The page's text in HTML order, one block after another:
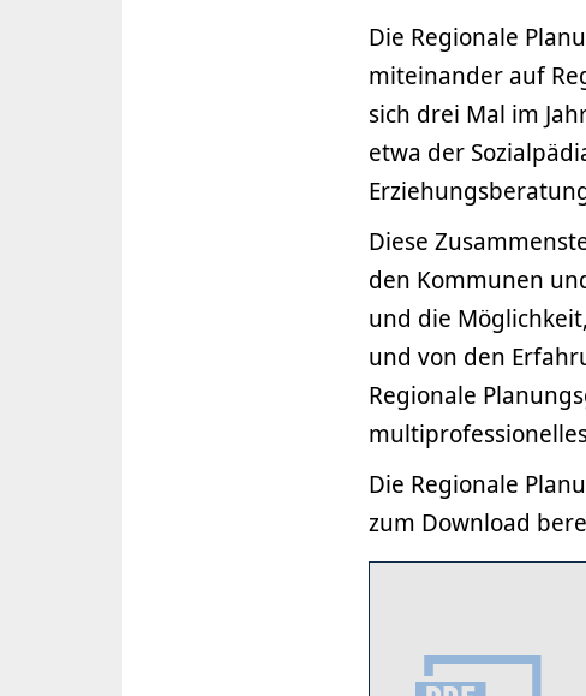
Die Regionale
miteinander auf
sich drei Mal im
etwa der
Diese
den Kommunen
und die
und von den
Regionale
Die Regionale
zum Download